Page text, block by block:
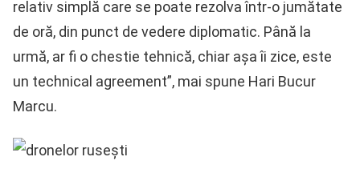
relativ simplă care se poate rezolva într-o jumătate
de oră, din punct de vedere diplomatic. Până la
urmă, ar fi o chestie tehnică, chiar așa îi zice, este
un technical agreement”, mai spune Hari Bucur
Marcu.